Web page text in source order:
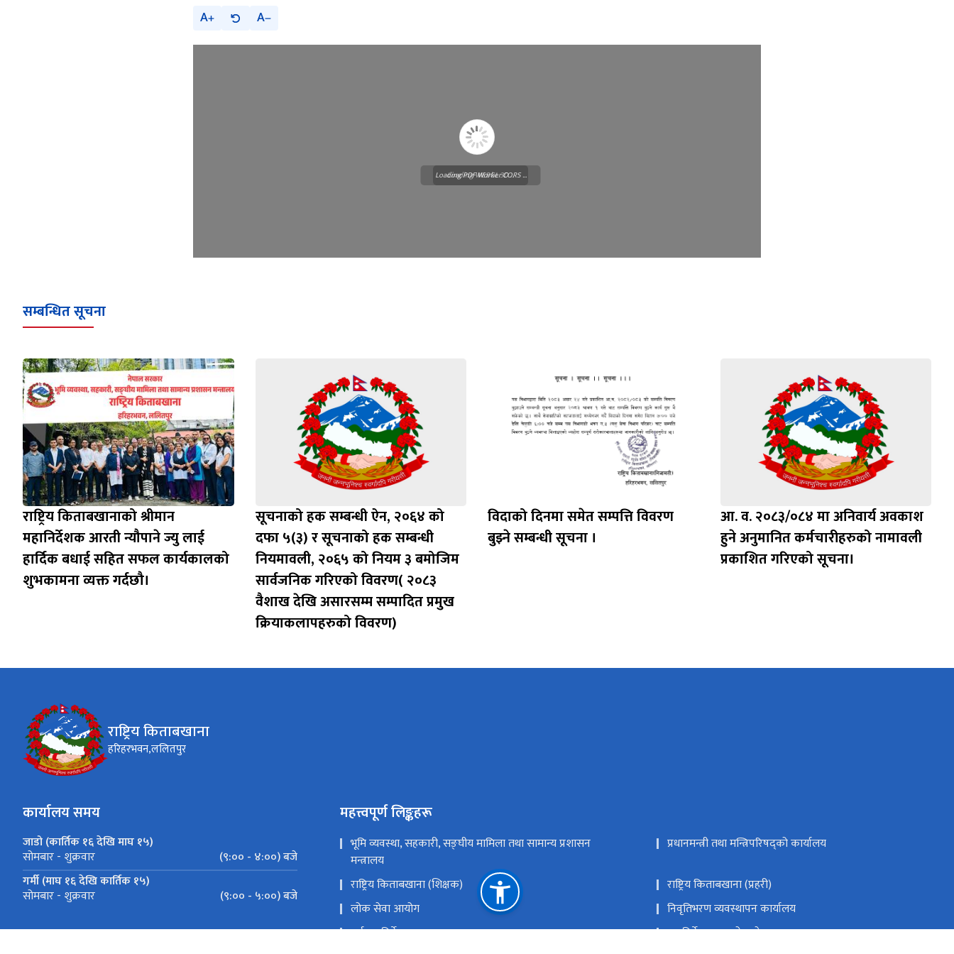
A A
Loading WEBGL 3D ...
Loading PDF Worker CORS ...
सम्बन्धित सूचना
राष्ट्रिय किताबखानाको श्रीमान
महानिर्देशक आरती न्यौपाने ज्यु लाई
हार्दिक बधाई सहित सफल कार्यकालको
शुभकामना व्यक्त गर्दछौ।
सूचनाको हक सम्बन्धी ऐन, २०६४ को
दफा ५(३) र सूचनाको हक सम्बन्धी
नियमावली, २०६५ को नियम ३ बमोजिम
सार्वजनिक गरिएको विवरण( २०८३
वैशाख देखि असारसम्म सम्पादित प्रमुख
क्रियाकलापहरुको विवरण)
विदाको दिनमा समेत सम्पत्ति विवरण
बुझ्ने सम्बन्धी सूचना ।
आ. व. २०८३/०८४ मा अनिवार्य अवकाश
हुने अनुमानित कर्मचारीहरुको नामावली
प्रकाशित गरिएको सूचना।
राष्ट्रिय किताबखाना
हरिहरभवन,ललितपुर
कार्यालय समय
जाडो (कार्तिक १६ देखि माघ १५)
सोमबार - शुक्रवार
(९:०० - ४:००) बजे
गर्मी (माघ १६ देखि कार्तिक १५)
सोमबार - शुक्रवार (९:०० - ५:००) बजे
महत्त्वपूर्ण लिङ्कहरू
भूमि व्यवस्था, सहकारी, सङ्‍घीय मामिला तथा सामान्य प्रशासन
मन्त्रालय
प्रधानमन्त्री तथा मन्त्रिपरिषद्को कार्यालय
राष्ट्रिय किताबखाना (शिक्षक)
राष्ट्रिय किताबखाना (प्रहरी)
लोक सेवा आयोग
निवृतिभरण व्यवस्थापन कार्यालय
पूर्व महानिर्देशक ज्यूहरु
महानिर्देशक ज्यूको सन्देश